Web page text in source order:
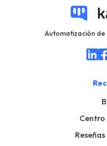
Automatización de
Centro